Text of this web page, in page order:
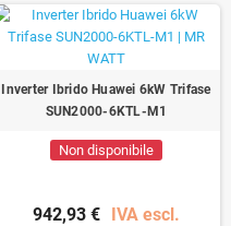
Inverter Ibrido Huawei 6kW Trifase
SUN2000-6KTL-M1
Non disponibile
942,93 € IVA escl.